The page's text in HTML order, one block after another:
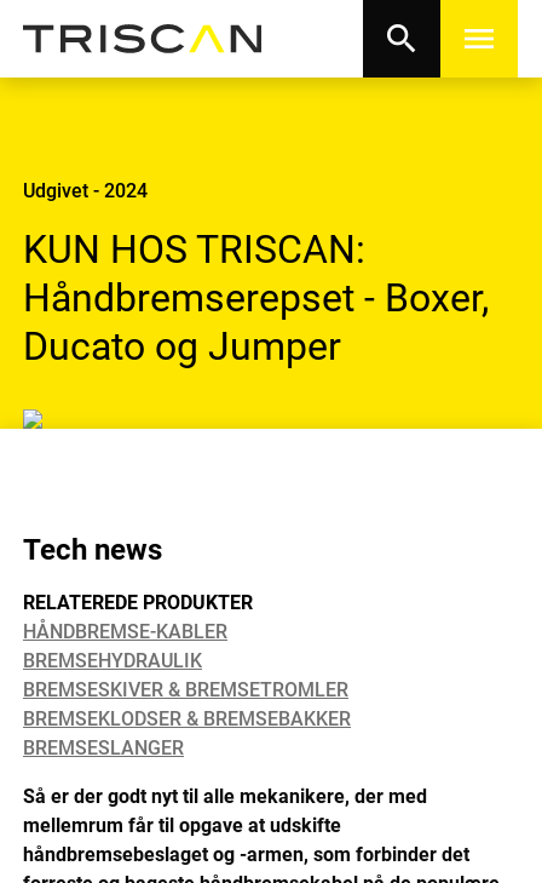
search menu
Udgivet - 2024
KUN HOS TRISCAN:
Håndbremserepset - Boxer,
Ducato og Jumper
Tech news
RELATEREDE PRODUKTER
HÅNDBREMSE-KABLER
BREMSEHYDRAULIK
BREMSESKIVER & BREMSETROMLER
BREMSEKLODSER & BREMSEBAKKER
BREMSESLANGER
Så er der godt nyt til alle mekanikere, der med
mellemrum får til opgave at udskifte
håndbremsebeslaget og -armen, som forbinder det